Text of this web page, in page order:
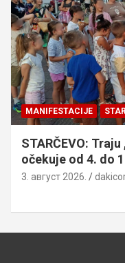
MANIFESTACIJE
STARČEVO:
očekuje od 4. do
3. август 2026.